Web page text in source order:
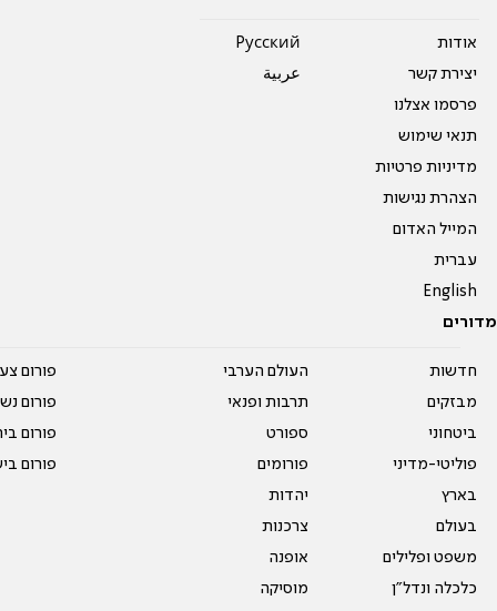
אודות
יצירת קשר
פרסמו אצלנו
תנאי שימוש
מדיניות פרטיות
הצהרת נגישות
המייל האדום
עברית
English
Pусский
عربية
מדורים
חדשות
מבזקים
ביטחוני
פוליטי-מדיני
בארץ
בעולם
משפט ופלילים
כלכלה ונדל"ן
העולם הערבי
תרבות ופנאי
ספורט
פורומים
יהדות
צרכנות
אופנה
מוסיקה
פורום
פורום
פורום
פורום